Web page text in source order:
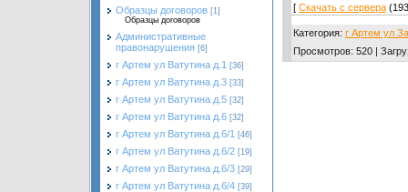
Образцы договоров [1]
Образцы договоров
Административные
правонарушения [6]
г Артем ул Ватутина д.1 [36]
г Артем ул Ватутина д.3 [33]
г Артем ул Ватутина д.5 [32]
г Артем ул Ватутина д.6 [32]
г Артем ул Ватутина д.6/1 [46]
г Артем ул Ватутина д.6/2 [19]
г Артем ул Ватутина д.6/3 [29]
г Артем ул Ватутина д.6/4 [39]
[ Скачать с сервера
Категория: г Артем ул
Просмотров: 520 |